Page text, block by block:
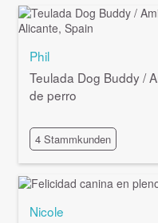
Phil
Teulada Dog Buddy /
de perro
4 Stammkunden
Nicole